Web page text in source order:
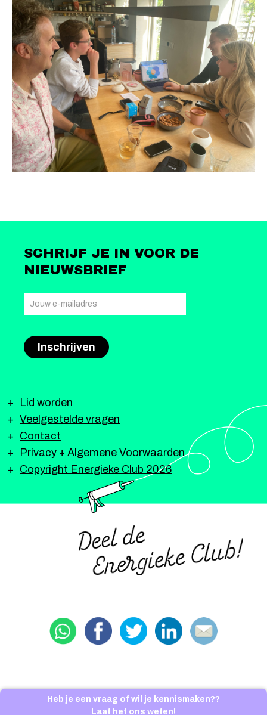
SCHRIJF JE IN VOOR DE
NIEUWSBRIEF
Lid worden
Veelgestelde vragen
Contact
Privacy + Algemene Voorwaarden
Copyright Energieke Club 2026
Heb je een vraag of wil je kennismaken??
Laat het ons weten!